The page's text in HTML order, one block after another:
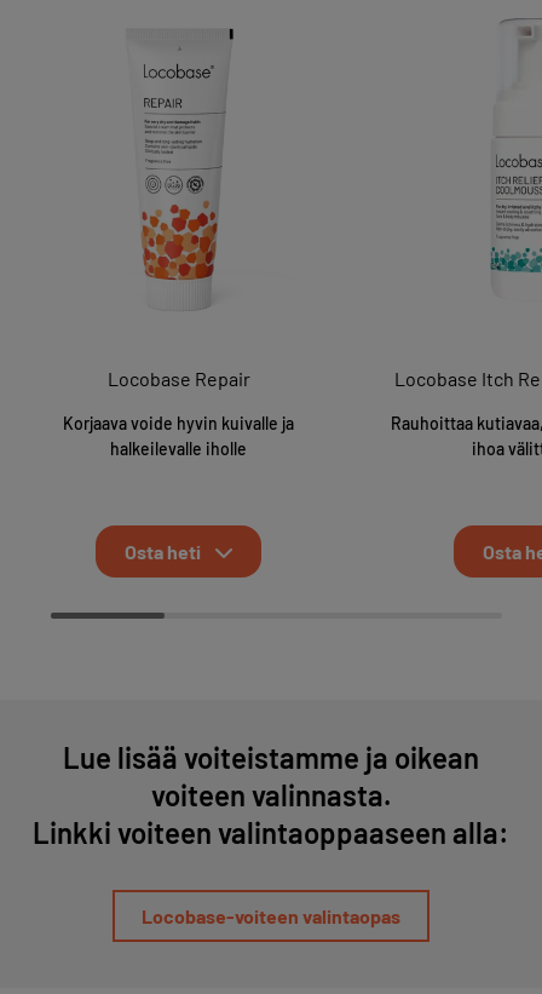
Locobase Repair
Korjaava voide hyvin kuivalle ja
halkeilevalle iholle
Osta heti
Locobase Itch
Rauhoittaa
ihoa
Osta
Lue lisää voiteistamme ja oikean
voiteen valinnasta.
Linkki voiteen valintaoppaaseen alla:
Locobase-voiteen valintaopas